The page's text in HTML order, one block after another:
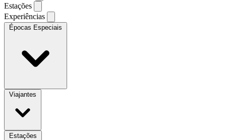
Estações
Experiências
Épocas Especiais
Viajantes
Estações